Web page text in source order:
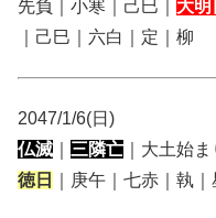
先負｜小寒｜己巳｜ 大明
｜己巳｜六白｜定｜柳
2047/1/6(日)
仏滅
三隣亡 ｜大土始ま
徳日
｜庚午｜七赤｜執｜